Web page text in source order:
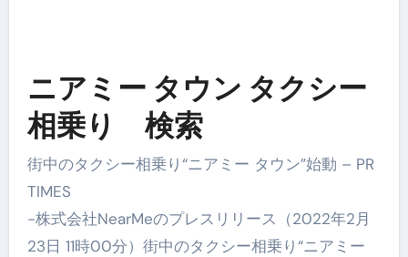
ニアミー タウン タクシー
相乗り 検索
街中のタクシー相乗り“ニアミー タウン”始動 – PR
TIMES
-株式会社NearMeのプレスリリース（2022年2月
23日 11時00分）街中のタクシー相乗り“ニアミー